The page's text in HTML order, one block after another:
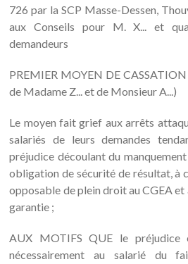
726 par la SCP Masse-Dessen,
aux Conseils pour M. X... et
demandeurs
PREMIER MOYEN DE
de Madame Z... et de Monsieur A...)
Le moyen fait grief aux arrêts
salariés de leurs demandes
préjudice découlant du
obligation de sécurité de résultat, à
opposable de plein droit au CGEA
garantie ;
AUX MOTIFS QUE le préjudice
nécessairement au salarié du